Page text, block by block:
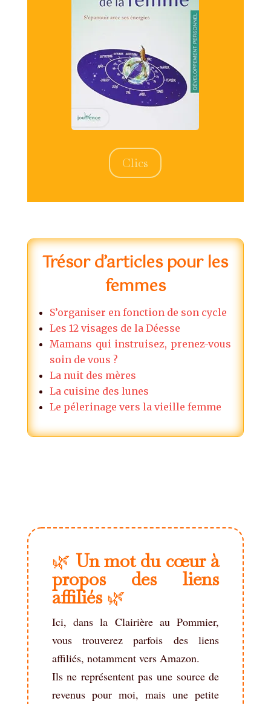
Clics
Trésor d’articles pour les
femmes
S’organiser en fonction de son cycle
Les 12 visages de la Déesse
Mamans qui instruisez, prenez-vous
soin de vous ?
La nuit des mères
La cuisine des lunes
Le pélerinage vers la vieille femme
🌿 Un mot du cœur à
propos des liens
affiliés🌿
Ici, dans la Clairière au Pommier,
vous trouverez parfois des liens
affiliés, notamment vers Amazon.
Ils ne représentent pas une source de
revenus pour moi, mais une petite